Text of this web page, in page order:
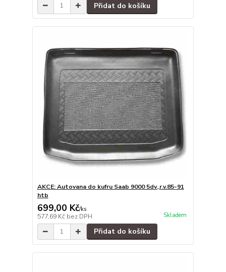
Přidat do košíku
AKCE: Autovana do kufru Saab 9000 5dv.,r.v.85-91
htb
699,00 Kč/ks
577,69 Kč bez DPH Skladem
Přidat do košíku